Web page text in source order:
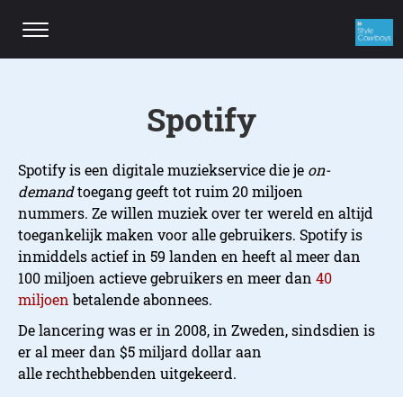
Spotify
Spotify is een digitale muziekservice die je on-
demandtoegang geeft tot ruim 20 miljoen
nummers. Ze willen muziek over ter wereld en altijd
toegankelijk maken voor alle gebruikers. Spotify is
inmiddels actief in 59 landen en heeft al meer dan
100 miljoen actieve gebruikers en meer dan 40
miljoenbetalende abonnees.
De lancering was er in 2008, in Zweden, sindsdien is
er al meer dan $5 miljard dollar aan
alle rechthebbenden uitgekeerd.